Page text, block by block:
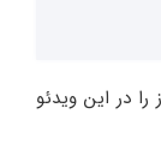
در این ویدئو